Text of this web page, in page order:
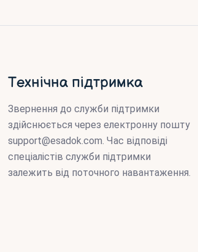
Технічна підтримка
Звернення до служби підтримки
здійснюється через електронну пошту
support@esadok.com . Час відповіді
спеціалістів служби підтримки
залежить від поточного навантаження.